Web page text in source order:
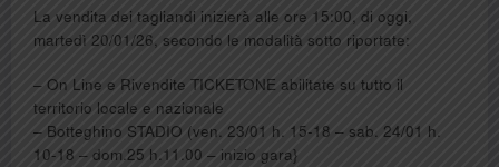
La vendita dei tagliandi inizierà alle ore 15:00, di oggi,
martedì 20/01/26, secondo le modalità sotto riportate:
– On Line e Rivendite TICKETONE abilitate su tutto il
territorio locale e nazionale
– Botteghino STADIO (ven. 23/01 h. 15-18 – sab. 24/01 h.
10-18 – dom.25 h.11.00 – inizio gara}